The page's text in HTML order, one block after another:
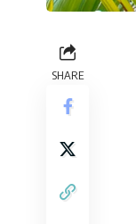
SHARE